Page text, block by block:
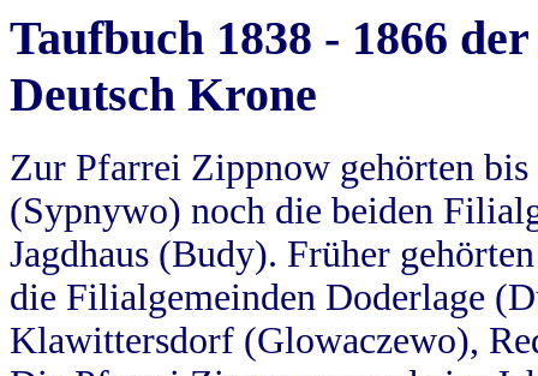
Taufbuch 1838 - 1866
Deutsch Krone
Zur Pfarrei Zippnow gehörten
(Sypnywo) noch die beiden
Jagdhaus (Budy). Früher
die Filialgemeinden Doderlage
Klawittersdorf (Glowaczewo),